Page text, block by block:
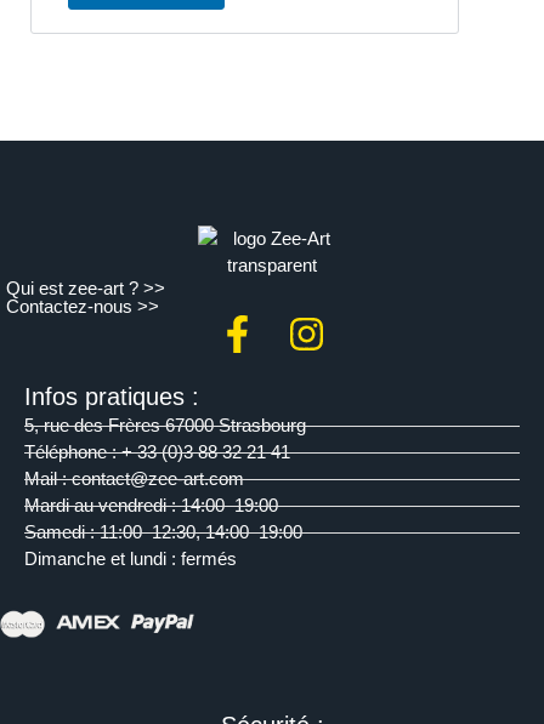
Qui est zee-art ? >>
Contactez-nous >>
Infos pratiques :
5, rue des Frères 67000 Strasbourg
Téléphone : + 33 (0)3 88 32 21 41
Mail : contact@zee-art.com
Mardi au vendredi : 14:00–19:00
Samedi : 11:00–12:30, 14:00–19:00
Dimanche et lundi : fermés